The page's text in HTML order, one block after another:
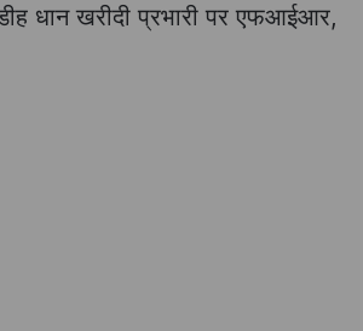
धान खरीदी प्रभारी पर एफआईआर,